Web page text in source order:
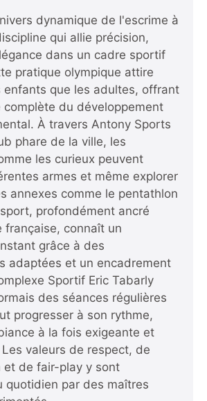
dynamique de l'escrime à
qui allie précision,
dans un cadre sportif
pratique olympique attire
enfants que les adultes, offrant
complète du développement
À travers Antony Sports
phare de la ville, les
les curieux peuvent
armes et même explorer
annexes comme le pentathlon
profondément ancré
française, connaît un
grâce à des
adaptées et un encadrement
Sportif Eric Tabarly
des séances régulières
progresser à son rythme,
à la fois exigeante et
valeurs de respect, de
et de fair-play y sont
quotidien par des maîtres